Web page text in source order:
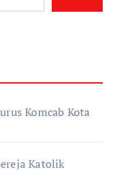
Komcab Kota
Katolik